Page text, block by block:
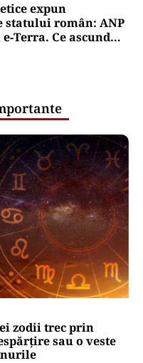
expun
român: ANP
Ce ascund
zodii trec prin
sau o veste